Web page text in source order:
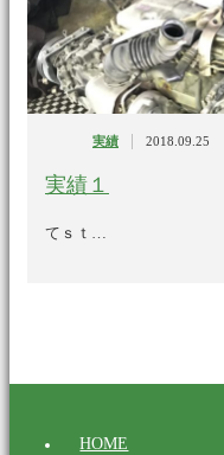
実績 2018.09.25
実績１
てｓｔ…
HOME